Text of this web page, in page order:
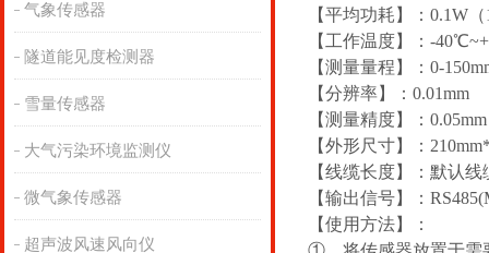
气象传感器
隧道能见度检测器
雪量传感器
大气污染环境监测仪
微气象传感器
超声波风速风向仪
【平均功耗】：0.1W
【工作温度】：-
【测量量程】：0-
【分辨率】：0.01mm
【测量精度】：0.05mm
【外形尺寸】：
【线缆长度】：默认
【输出信号】：
【使用方法】：